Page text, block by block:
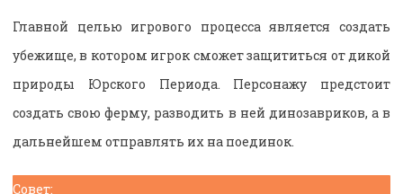
Главной целью игрового процесса является создать
убежище, в котором игрок сможет защититься от дикой
природы Юрского Периода. Персонажу предстоит
создать свою ферму, разводить в ней динозавриков, а в
дальнейшем отправлять их на поединок.
Совет: